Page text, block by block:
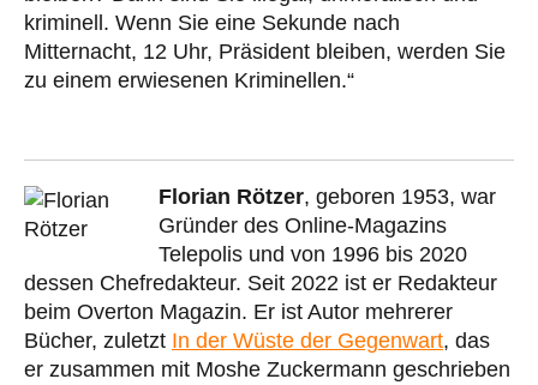
kriminell. Wenn Sie eine Sekunde nach
Mitternacht, 12 Uhr, Präsident bleiben, werden Sie
zu einem erwiesenen Kriminellen.“
Florian Rötzer, geboren 1953, war
Gründer des Online-Magazins
Telepolis und von 1996 bis 2020
dessen Chefredakteur. Seit 2022 ist er Redakteur
beim Overton Magazin. Er ist Autor mehrerer
Bücher, zuletzt In der Wüste der Gegenwart, das
er zusammen mit Moshe Zuckermann geschrieben